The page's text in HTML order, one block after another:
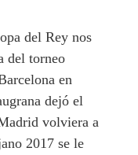
del Rey nos
del torneo
en
dejó el
volviera a
2017 se le